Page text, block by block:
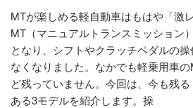
MTが楽しめる軽自動車はもはや「激
MT（マニュアルトランスミッション
となり、シフトやクラッチペダルの
なくなりました。なかでも軽乗用車
ど残っていません。今回は、今も残
ある3モデルを紹介します。操